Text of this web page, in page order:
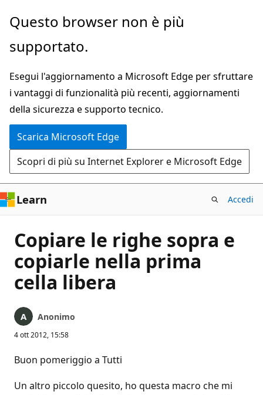
Ignora
passa
contenuto
principale
Questo browser non è più
supportato.
Esegui l'aggiornamento a Microsoft Edge per sfruttare
i vantaggi di funzionalità più recenti, aggiornamenti
della sicurezza e supporto tecnico.
Scarica Microsoft Edge
Scopri di più su Internet Explorer e Microsoft Edge
Learn Accedi
Copiare le righe sopra e
copiarle nella prima
cella libera
Anonimo
4 ott 2012, 15:58
Buon pomeriggio a Tutti
Un altro piccolo quesito, ho questa macro che mi